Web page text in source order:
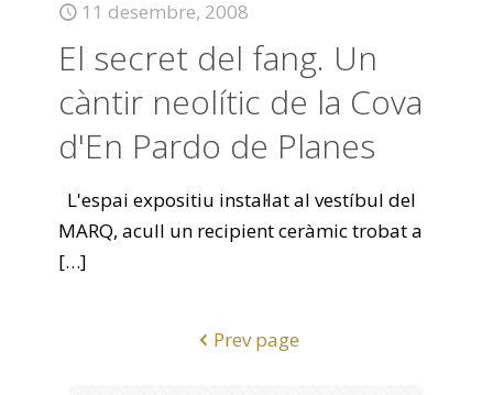
11 desembre, 2008
El secret del fang. Un
càntir neolític de la Cova
d'En Pardo de Planes
L'espai expositiu instal·lat al vestíbul del
MARQ, acull un recipient ceràmic trobat a
[…]
Prev page